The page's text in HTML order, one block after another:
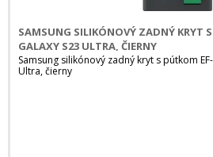
SAMSUNG SILIKÓNOVÝ ZADNÝ KRYT
GALAXY S23 ULTRA, ČIERNY
Samsung silikónový zadný kryt s pútkom
Ultra, čierny